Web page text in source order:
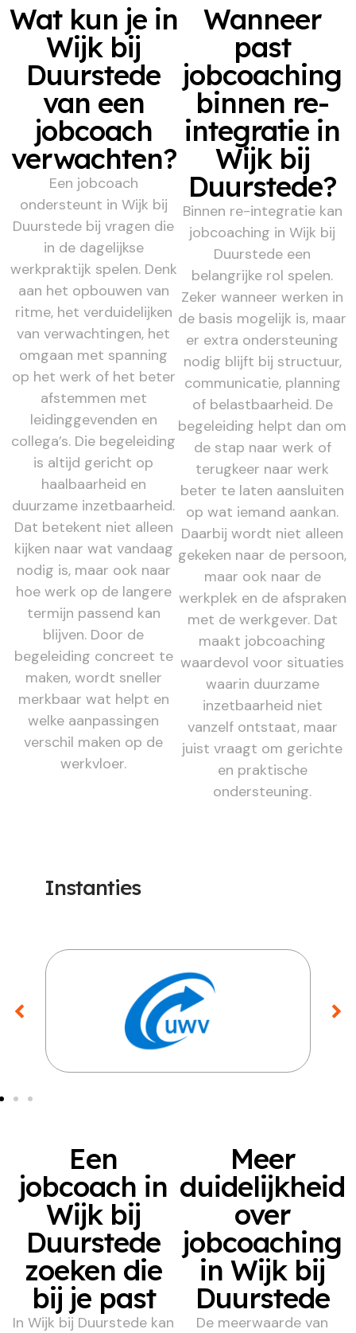
Wat kun je in
Wijk bij
Duurstede
van een
jobcoach
verwachten?
Een jobcoach
ondersteunt in Wijk bij
Duurstede bij vragen die
in de dagelijkse
werkpraktijk spelen. Denk
aan het opbouwen van
ritme, het verduidelijken
van verwachtingen, het
omgaan met spanning
op het werk of het beter
afstemmen met
leidinggevenden en
collega’s. Die begeleiding
is altijd gericht op
haalbaarheid en
duurzame inzetbaarheid.
Dat betekent niet alleen
kijken naar wat vandaag
nodig is, maar ook naar
hoe werk op de langere
termijn passend kan
blijven. Door de
begeleiding concreet te
maken, wordt sneller
merkbaar wat helpt en
welke aanpassingen
verschil maken op de
werkvloer.
Wanneer
past
jobcoaching
binnen re-
integratie in
Wijk bij
Duurstede?
Binnen re-integratie kan
jobcoaching in Wijk bij
Duurstede een
belangrijke rol spelen.
Zeker wanneer werken in
de basis mogelijk is, maar
er extra ondersteuning
nodig blijft bij structuur,
communicatie, planning
of belastbaarheid. De
begeleiding helpt dan om
de stap naar werk of
terugkeer naar werk
beter te laten aansluiten
op wat iemand aankan.
Daarbij wordt niet alleen
gekeken naar de persoon,
maar ook naar de
werkplek en de afspraken
met de werkgever. Dat
maakt jobcoaching
waardevol voor situaties
waarin duurzame
inzetbaarheid niet
vanzelf ontstaat, maar
juist vraagt om gerichte
en praktische
ondersteuning.
Instanties
Een
jobcoach in
Wijk bij
Duurstede
zoeken die
bij je past
In Wijk bij Duurstede kan
Meer
duidelijkheid
over
jobcoaching
in Wijk bij
Duurstede
De meerwaarde van